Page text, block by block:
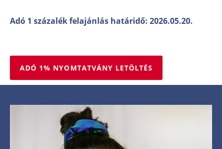
Adó 1 százalék felajánlás határidő: 2026.05.20.
ADÓ 1% NYOMTATVÁNY LETÖLTÉS